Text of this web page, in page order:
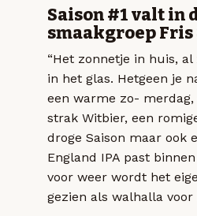
Saison #1 valt in
smaakgroep
“Het zonnetje in huis,
in het glas. Hetgeen je
een warme zo- merdag,
strak Witbier, een
droge Saison maar ook
England IPA past
voor weer wordt het
gezien als walhalla